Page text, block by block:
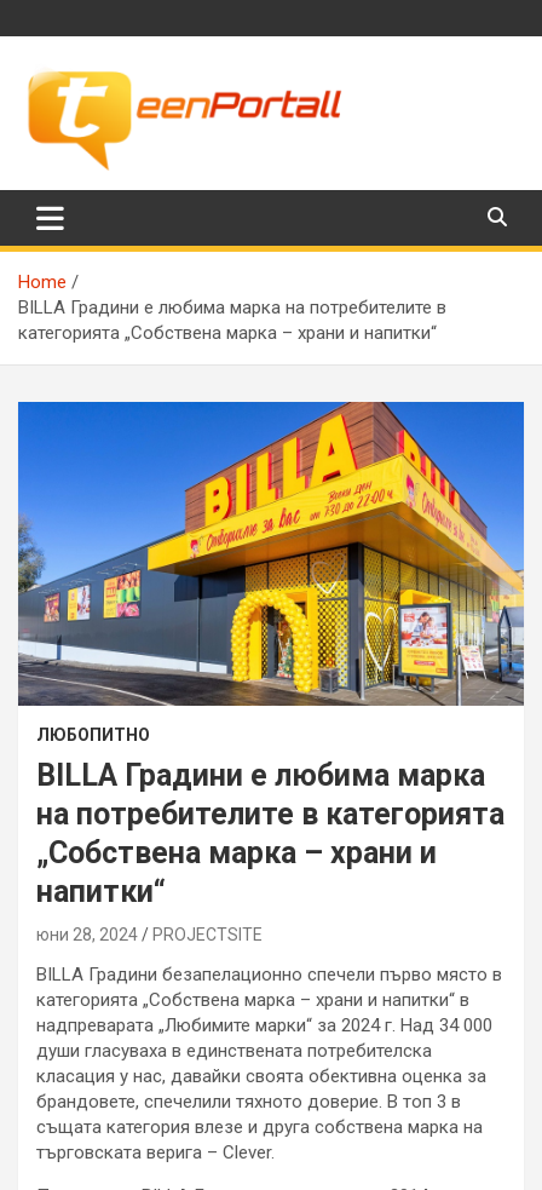
to
TeenPortall
Home
BILLA Градини е любима марка на потребителите в
категорията „Собствена марка – храни и напитки“
ЛЮБОПИТНО
BILLA Градини е любима марка
на потребителите в категорията
„Собствена марка – храни и
напитки“
юни 28, 2024 PROJECTSITЕ
BILLA Градини безапелационно спечели първо място в
категорията „Собствена марка – храни и напитки“ в
надпреварата „Любимите марки“ за 2024 г. Над 34 000
души гласуваха в единствената потребителска
класация у нас, давайки своята обективна оценка за
брандовете, спечелили тяхното доверие. В топ 3 в
същата категория влезе и друга собствена марка на
търговската верига – Clever.